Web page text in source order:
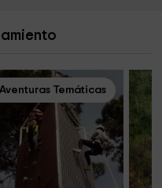
Aventuras Temáticas